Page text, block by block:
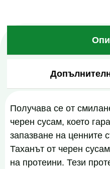
Получава се от
черен сусам, което
запазване на ценните
Таханът от черен
на протеини. Тези